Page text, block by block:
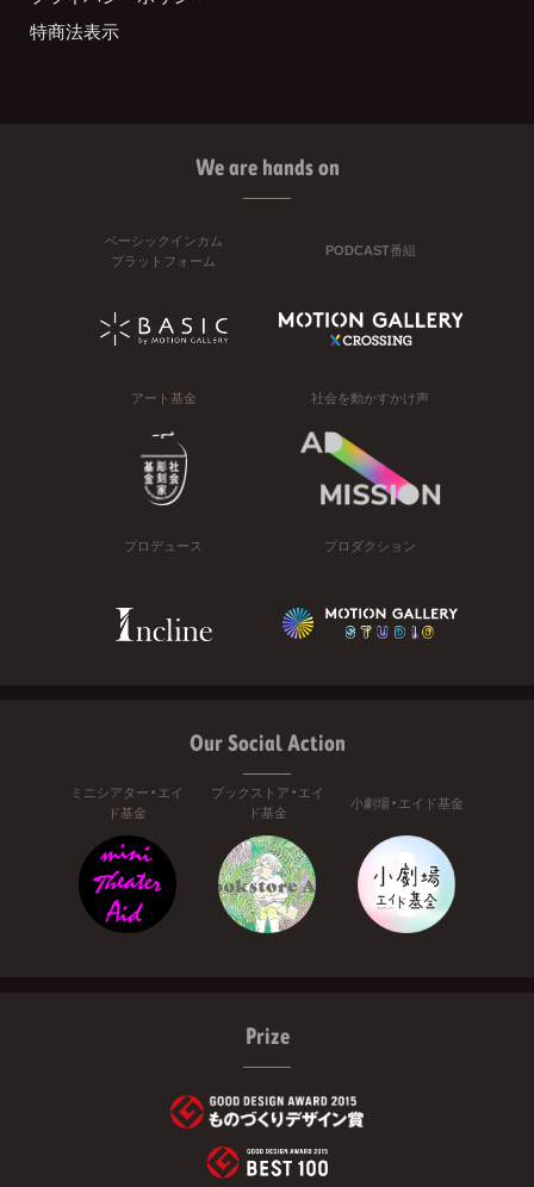
特商法表示
We are hands on
ベーシックインカム
プラットフォーム
PODCAST番組
アート基金 社会を動かすかけ声
プロデュース プロダクション
Our Social Action
ミニシアター・エイ
ド基金
ブックストア・エイ
ド基金
小劇場・エイド基金
Prize